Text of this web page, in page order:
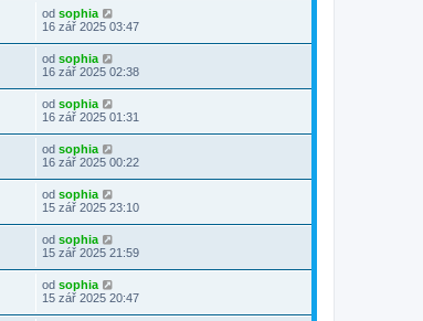
od sophia
16 zář 2025 03:47
od sophia
16 zář 2025 02:38
od sophia
16 zář 2025 01:31
od sophia
16 zář 2025 00:22
od sophia
15 zář 2025 23:10
od sophia
15 zář 2025 21:59
od sophia
15 zář 2025 20:47